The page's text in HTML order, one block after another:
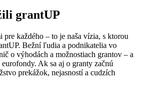
grantUP
každého – to je naša vízia, s ktorou
Bežní ľudia a podnikatelia vo
o výhodách a možnostiach grantov – a
Ak sa aj o granty začnú
prekážok, nejasností a cudzích